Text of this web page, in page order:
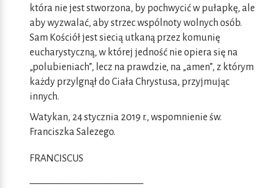
która nie jest stworzona, by pochwycić w pułapkę, ale
aby wyzwalać, aby strzec wspólnoty wolnych osób.
Sam Kościół jest siecią utkaną przez komunię
eucharystyczną, w której jedność nie opiera się na
„polubieniach”, lecz na prawdzie, na „amen”, z którym
każdy przylgnął do Ciała Chrystusa, przyjmując
innych.
Watykan, 24 stycznia 2019 r., wspomnienie św.
Franciszka Salezego.
FRANCISCUS